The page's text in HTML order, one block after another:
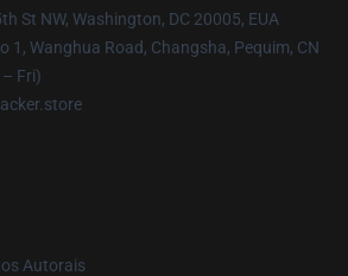
St NW, Washington, DC 20005, EUA
1, Wanghua Road, Changsha, Pequim, CN
Fri)
Autorais